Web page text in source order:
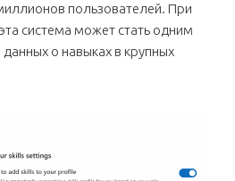
пользователей. При
система может стать одним
данных о навыках в крупных